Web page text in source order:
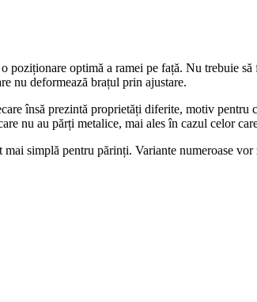
optimă a ramei pe față. Nu trebuie
nu deformează brațul prin ajustare.
însă prezintă proprietăți diferite, motiv
nu au părți metalice, mai ales în cazul celor
simplă pentru părinți. Variante numeroase